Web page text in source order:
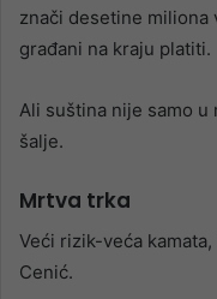
znači desetine miliona
građani na kraju platiti.
Ali suština nije samo
šalje.
Mrtva trka
Veći rizik-veća
Cenić.